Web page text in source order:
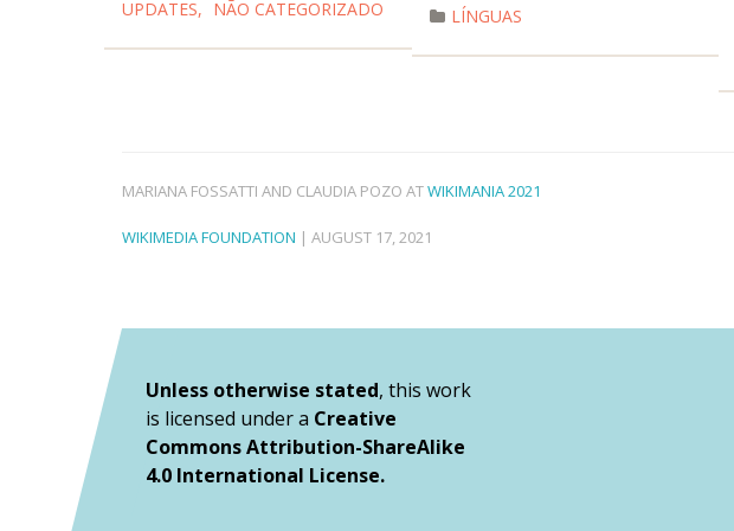
UPDATES, NÃO CATEGORIZADO LÍNGUAS
MARIANA FOSSATTI AND CLAUDIA POZO ATWIKIMANIA 2021
WIKIMEDIA FOUNDATION | AUGUST 17, 2021
Unless otherwise stated, this work
is licensed under a Creative
Commons Attribution-ShareAlike
4.0 International License.